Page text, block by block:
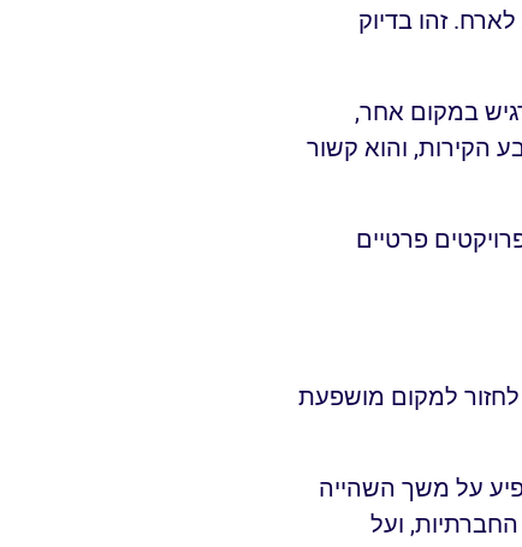
זהו בדיוק
במקום אחר,
הקירות, והוא קשור
פרטיים
למקום מושפעת
על משך השהייה
ועל